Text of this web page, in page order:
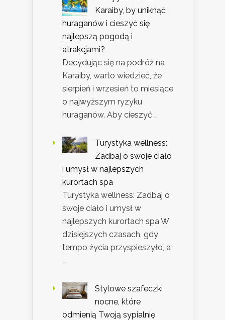
Karaiby, by uniknąć
huraganów i cieszyć się
najlepszą pogodą i
atrakcjami?
Decydując się na podróż na
Karaiby, warto wiedzieć, że
sierpień i wrzesień to miesiące
o najwyższym ryzyku
huraganów. Aby cieszyć …
Turystyka wellness:
Zadbaj o swoje ciało
i umysł w najlepszych
kurortach spa
Turystyka wellness: Zadbaj o
swoje ciało i umysł w
najlepszych kurortach spa W
dzisiejszych czasach, gdy
tempo życia przyspieszyło, a
…
Stylowe szafeczki
nocne, które
odmienią Twoją sypialnię